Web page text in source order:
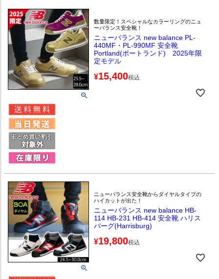
数量限定！スペシャルなカラーリングのニュ
ーバランス安全靴！
ニューバランス new balance PL-
440MF・PL-990MF 安全靴
Portland(ポートランド) 2025年限
定モデル
¥15,400税込
ニューバランス安全靴からダイヤルタイプの
ハイカットが出た！
ニューバランス new balance HB-
114 HB-231 HB-414 安全靴 ハリス
バーグ(Harrisburg)
¥19,800税込